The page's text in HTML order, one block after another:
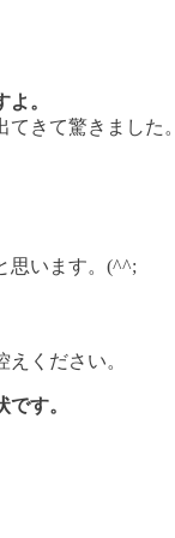
。
きて驚きました。
思います。(^^;
ください。
す。